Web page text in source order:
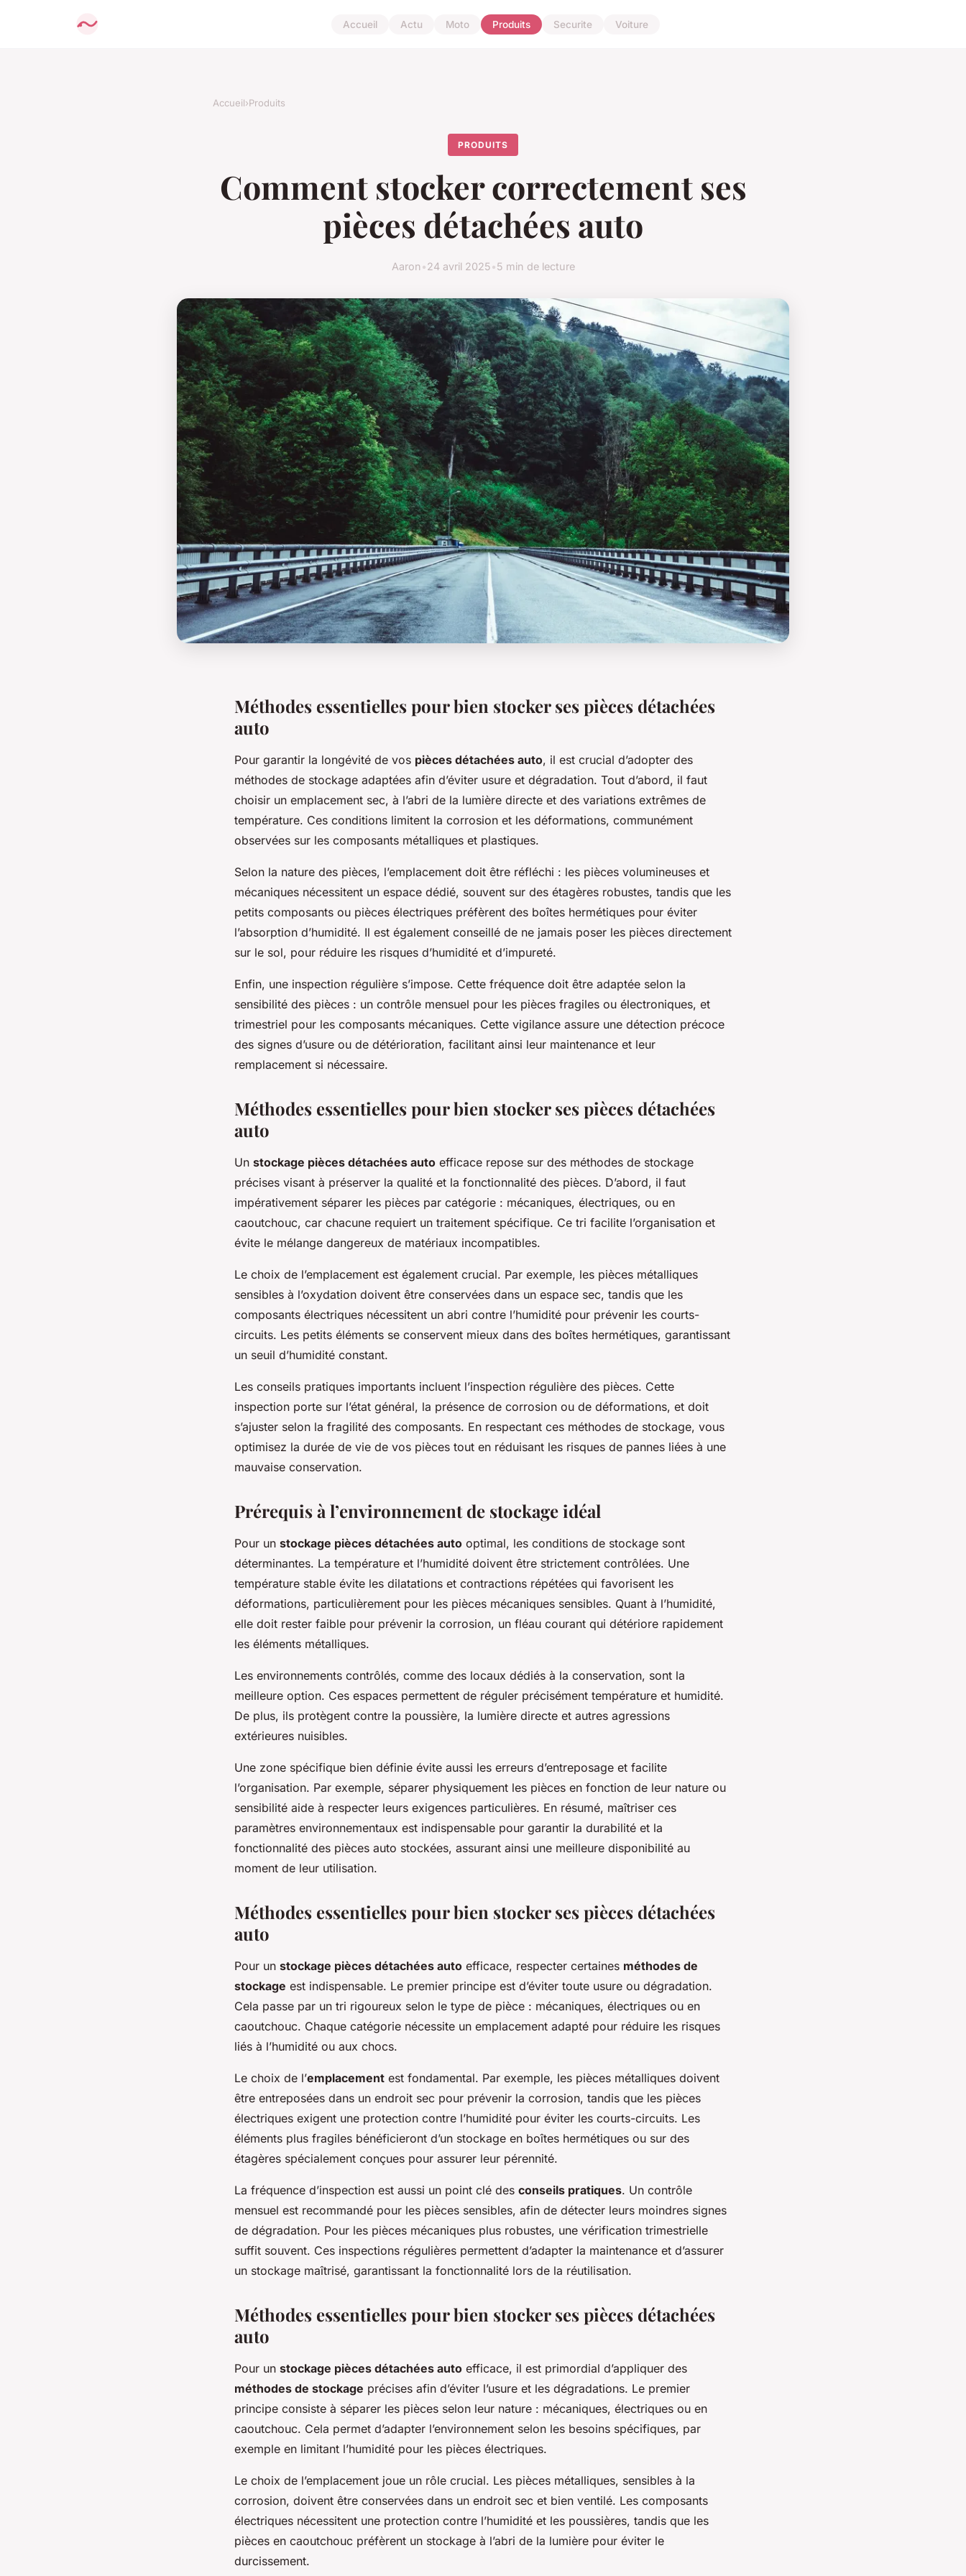
Accueil Actu Moto Produits Securite Voiture
Accueil›Produits
PRODUITS
Comment stocker correctement ses
pièces détachées auto
Aaron•24 avril 2025•5 min de lecture
Méthodes essentielles pour bien stocker ses pièces détachées
auto
Pour garantir la longévité de vos pièces détachées auto, il est crucial d’adopter des
méthodes de stockage adaptées afin d’éviter usure et dégradation. Tout d’abord, il faut
choisir un emplacement sec, à l’abri de la lumière directe et des variations extrêmes de
température. Ces conditions limitent la corrosion et les déformations, communément
observées sur les composants métalliques et plastiques.
Selon la nature des pièces, l’emplacement doit être réfléchi : les pièces volumineuses et
mécaniques nécessitent un espace dédié, souvent sur des étagères robustes, tandis que les
petits composants ou pièces électriques préfèrent des boîtes hermétiques pour éviter
l’absorption d’humidité. Il est également conseillé de ne jamais poser les pièces directement
sur le sol, pour réduire les risques d’humidité et d’impureté.
Enfin, une inspection régulière s’impose. Cette fréquence doit être adaptée selon la
sensibilité des pièces : un contrôle mensuel pour les pièces fragiles ou électroniques, et
trimestriel pour les composants mécaniques. Cette vigilance assure une détection précoce
des signes d’usure ou de détérioration, facilitant ainsi leur maintenance et leur
remplacement si nécessaire.
Méthodes essentielles pour bien stocker ses pièces détachées
auto
Un stockage pièces détachées auto efficace repose sur des méthodes de stockage
précises visant à préserver la qualité et la fonctionnalité des pièces. D’abord, il faut
impérativement séparer les pièces par catégorie : mécaniques, électriques, ou en
caoutchouc, car chacune requiert un traitement spécifique. Ce tri facilite l’organisation et
évite le mélange dangereux de matériaux incompatibles.
Le choix de l’emplacement est également crucial. Par exemple, les pièces métalliques
sensibles à l’oxydation doivent être conservées dans un espace sec, tandis que les
composants électriques nécessitent un abri contre l’humidité pour prévenir les courts-
circuits. Les petits éléments se conservent mieux dans des boîtes hermétiques, garantissant
un seuil d’humidité constant.
Les conseils pratiques importants incluent l’inspection régulière des pièces. Cette
inspection porte sur l’état général, la présence de corrosion ou de déformations, et doit
s’ajuster selon la fragilité des composants. En respectant ces méthodes de stockage, vous
optimisez la durée de vie de vos pièces tout en réduisant les risques de pannes liées à une
mauvaise conservation.
Prérequis à l’environnement de stockage idéal
Pour un stockage pièces détachées auto optimal, les conditions de stockage sont
déterminantes. La température et l’humidité doivent être strictement contrôlées. Une
température stable évite les dilatations et contractions répétées qui favorisent les
déformations, particulièrement pour les pièces mécaniques sensibles. Quant à l’humidité,
elle doit rester faible pour prévenir la corrosion, un fléau courant qui détériore rapidement
les éléments métalliques.
Les environnements contrôlés, comme des locaux dédiés à la conservation, sont la
meilleure option. Ces espaces permettent de réguler précisément température et humidité.
De plus, ils protègent contre la poussière, la lumière directe et autres agressions
extérieures nuisibles.
Une zone spécifique bien définie évite aussi les erreurs d’entreposage et facilite
l’organisation. Par exemple, séparer physiquement les pièces en fonction de leur nature ou
sensibilité aide à respecter leurs exigences particulières. En résumé, maîtriser ces
paramètres environnementaux est indispensable pour garantir la durabilité et la
fonctionnalité des pièces auto stockées, assurant ainsi une meilleure disponibilité au
moment de leur utilisation.
Méthodes essentielles pour bien stocker ses pièces détachées
auto
Pour un stockage pièces détachées auto efficace, respecter certaines méthodes de
stockage est indispensable. Le premier principe est d’éviter toute usure ou dégradation.
Cela passe par un tri rigoureux selon le type de pièce : mécaniques, électriques ou en
caoutchouc. Chaque catégorie nécessite un emplacement adapté pour réduire les risques
liés à l’humidité ou aux chocs.
Le choix de l’emplacement est fondamental. Par exemple, les pièces métalliques doivent
être entreposées dans un endroit sec pour prévenir la corrosion, tandis que les pièces
électriques exigent une protection contre l’humidité pour éviter les courts-circuits. Les
éléments plus fragiles bénéficieront d’un stockage en boîtes hermétiques ou sur des
étagères spécialement conçues pour assurer leur pérennité.
La fréquence d’inspection est aussi un point clé des conseils pratiques. Un contrôle
mensuel est recommandé pour les pièces sensibles, afin de détecter leurs moindres signes
de dégradation. Pour les pièces mécaniques plus robustes, une vérification trimestrielle
suffit souvent. Ces inspections régulières permettent d’adapter la maintenance et d’assurer
un stockage maîtrisé, garantissant la fonctionnalité lors de la réutilisation.
Méthodes essentielles pour bien stocker ses pièces détachées
auto
Pour un stockage pièces détachées auto efficace, il est primordial d’appliquer des
méthodes de stockage précises afin d’éviter l’usure et les dégradations. Le premier
principe consiste à séparer les pièces selon leur nature : mécaniques, électriques ou en
caoutchouc. Cela permet d’adapter l’environnement selon les besoins spécifiques, par
exemple en limitant l’humidité pour les pièces électriques.
Le choix de l’emplacement joue un rôle crucial. Les pièces métalliques, sensibles à la
corrosion, doivent être conservées dans un endroit sec et bien ventilé. Les composants
électriques nécessitent une protection contre l’humidité et les poussières, tandis que les
pièces en caoutchouc préfèrent un stockage à l’abri de la lumière pour éviter le
durcissement.